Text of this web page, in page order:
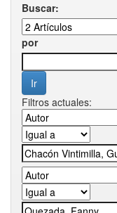
Buscar:
por
Filtros actuales: